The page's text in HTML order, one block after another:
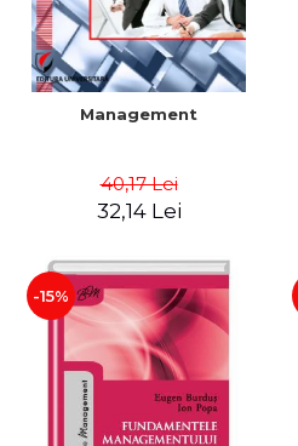
Management
40,17 Lei
32,14 Lei
-15%